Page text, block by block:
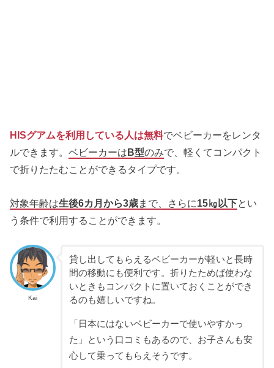
HISグアムを利用している人は無料でベビーカーをレンタ
ルできます。ベビーカーはB型のみで、軽くてコンパクト
で折りたたむことができるタイプです。
対象年齢は生後6カ月から3歳まで、さらに15㎏以下とい
う条件で利用することができます。
Kai
貸し出してもらえるベビーカーが軽いと長時
間の移動にも便利です。折りたためば使わな
いときもコンパクトに置いておくことができ
るのも嬉しいですね。
「日本にはないベビーカーで使いやすかっ
た」という口コミもあるので、お子さんも安
心して乗ってもらえそうです。